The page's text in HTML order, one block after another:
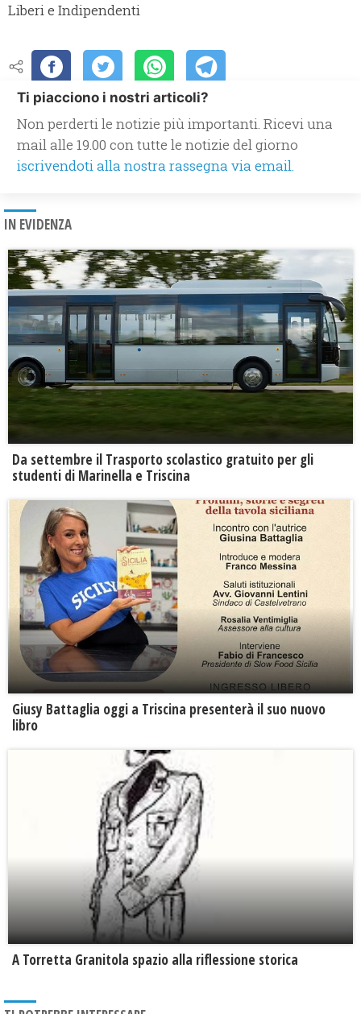
Liberi e Indipendenti
Ti piacciono i nostri articoli?
Non perderti le notizie più importanti. Ricevi una
mail alle 19.00 con tutte le notizie del giorno
iscrivendoti alla nostra rassegna via email.
IN EVIDENZA
Da settembre il Trasporto scolastico gratuito per gli
studenti di Marinella e Triscina
Giusy Battaglia oggi a Triscina presenterà il suo nuovo
libro
​A Torretta Granitola spazio alla riflessione storica